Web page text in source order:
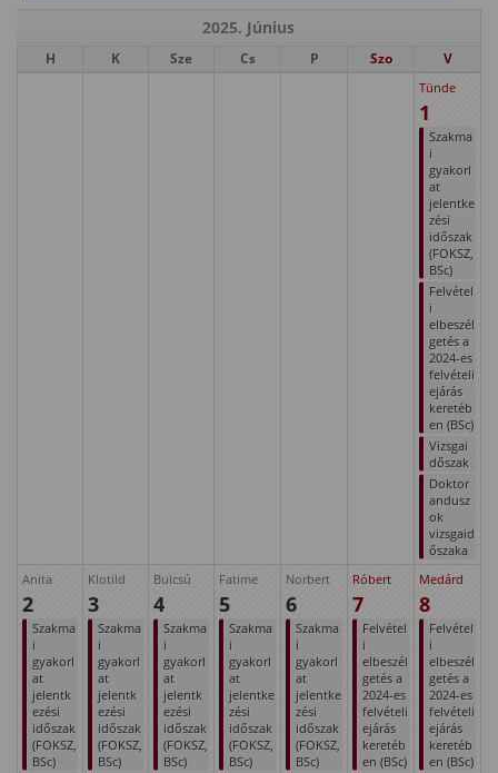
2025. Június
H K Sze Cs P Szo V
Tünde
1
Szakma
i
gyakorl
at
jelentke
zési
időszak
(FOKSZ,
BSc)
Felvétel
i
elbeszél
getés a
2024-es
felvételi
ejárás
keretéb
en (BSc)
Vizsgai
dőszak
Doktor
andusz
ok
vizsgaid
őszaka
Anita
2
Szakma
i
gyakorl
at
jelentk
ezési
időszak
(FOKSZ,
BSc)
Klotild
3
Szakma
i
gyakorl
at
jelentk
ezési
időszak
(FOKSZ,
BSc)
Bulcsú
4
Szakma
i
gyakorl
at
jelentk
ezési
időszak
(FOKSZ,
BSc)
Fatime
5
Szakma
i
gyakorl
at
jelentke
zési
időszak
(FOKSZ,
BSc)
Norbert
6
Szakma
i
gyakorl
at
jelentke
zési
időszak
(FOKSZ,
BSc)
Róbert
7
Felvétel
i
elbeszél
getés a
2024-es
felvételi
ejárás
keretéb
en (BSc)
Medárd
8
Felvétel
i
elbeszél
getés a
2024-es
felvételi
ejárás
keretéb
en (BSc)